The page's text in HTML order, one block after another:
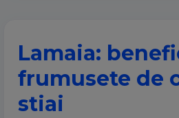
Lamaia:
frumusete de
stiai